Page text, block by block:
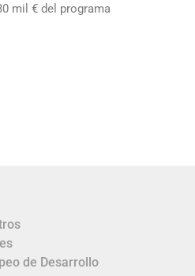
mil € del programa
de Desarrollo